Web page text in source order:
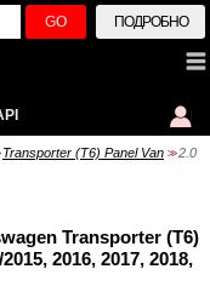
GO ПОДРОБНО
Transporter (T6) Panel Van >> 2.0
Transporter (T6)
2016, 2017, 2018,